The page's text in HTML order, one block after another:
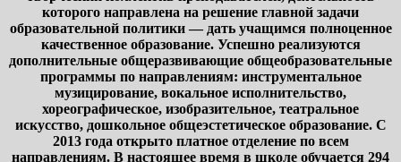
которого направлена на решение главной задачи
образовательной политики — дать учащимся полноценное
качественное образование. Успешно реализуются
дополнительные общеразвивающие общеобразовательные
программы по направлениям: инструментальное
музицирование, вокальное исполнительство,
хореографическое, изобразительное, театральное
искусство, дошкольное общеэстетическое образование. С
2013 года открыто платное отделение по всем
направлениям. В настоящее время в школе обучается 294